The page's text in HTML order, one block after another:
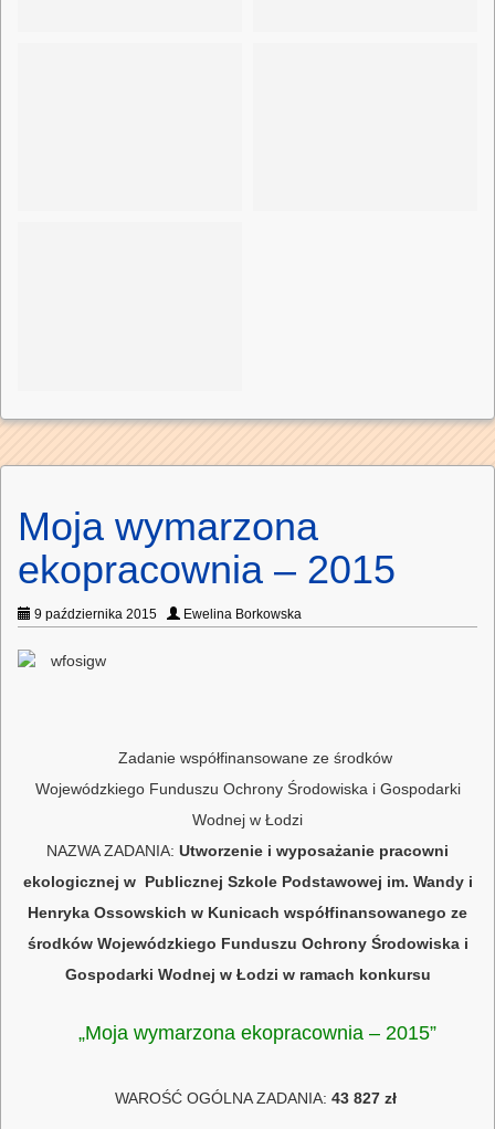
Moja wymarzona
ekopracownia – 2015
9 października 2015 Ewelina Borkowska
Zadanie współfinansowane ze środków
Wojewódzkiego Funduszu Ochrony Środowiska i Gospodarki
Wodnej w Łodzi
NAZWA ZADANIA: Utworzenie i wyposażanie pracowni
ekologicznej w Publicznej Szkole Podstawowej im. Wandy i
Henryka Ossowskich w Kunicach współfinansowanego ze
środków Wojewódzkiego Funduszu Ochrony Środowiska i
Gospodarki Wodnej w Łodzi w ramach konkursu
„Moja wymarzona ekopracownia – 2015”
WAROŚĆ OGÓLNA ZADANIA: 43 827 zł